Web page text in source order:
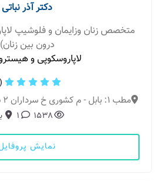
دکتر آذر نباتی
متخصص زنان وزایمان و فلوشیپ
درون بین زنان)
لاپاروسکوپی و
(1)
مطب 1: بابل - م کشوری خ سرداران 2 ساختمان روجین طبقه 5
1538
1
نمایش